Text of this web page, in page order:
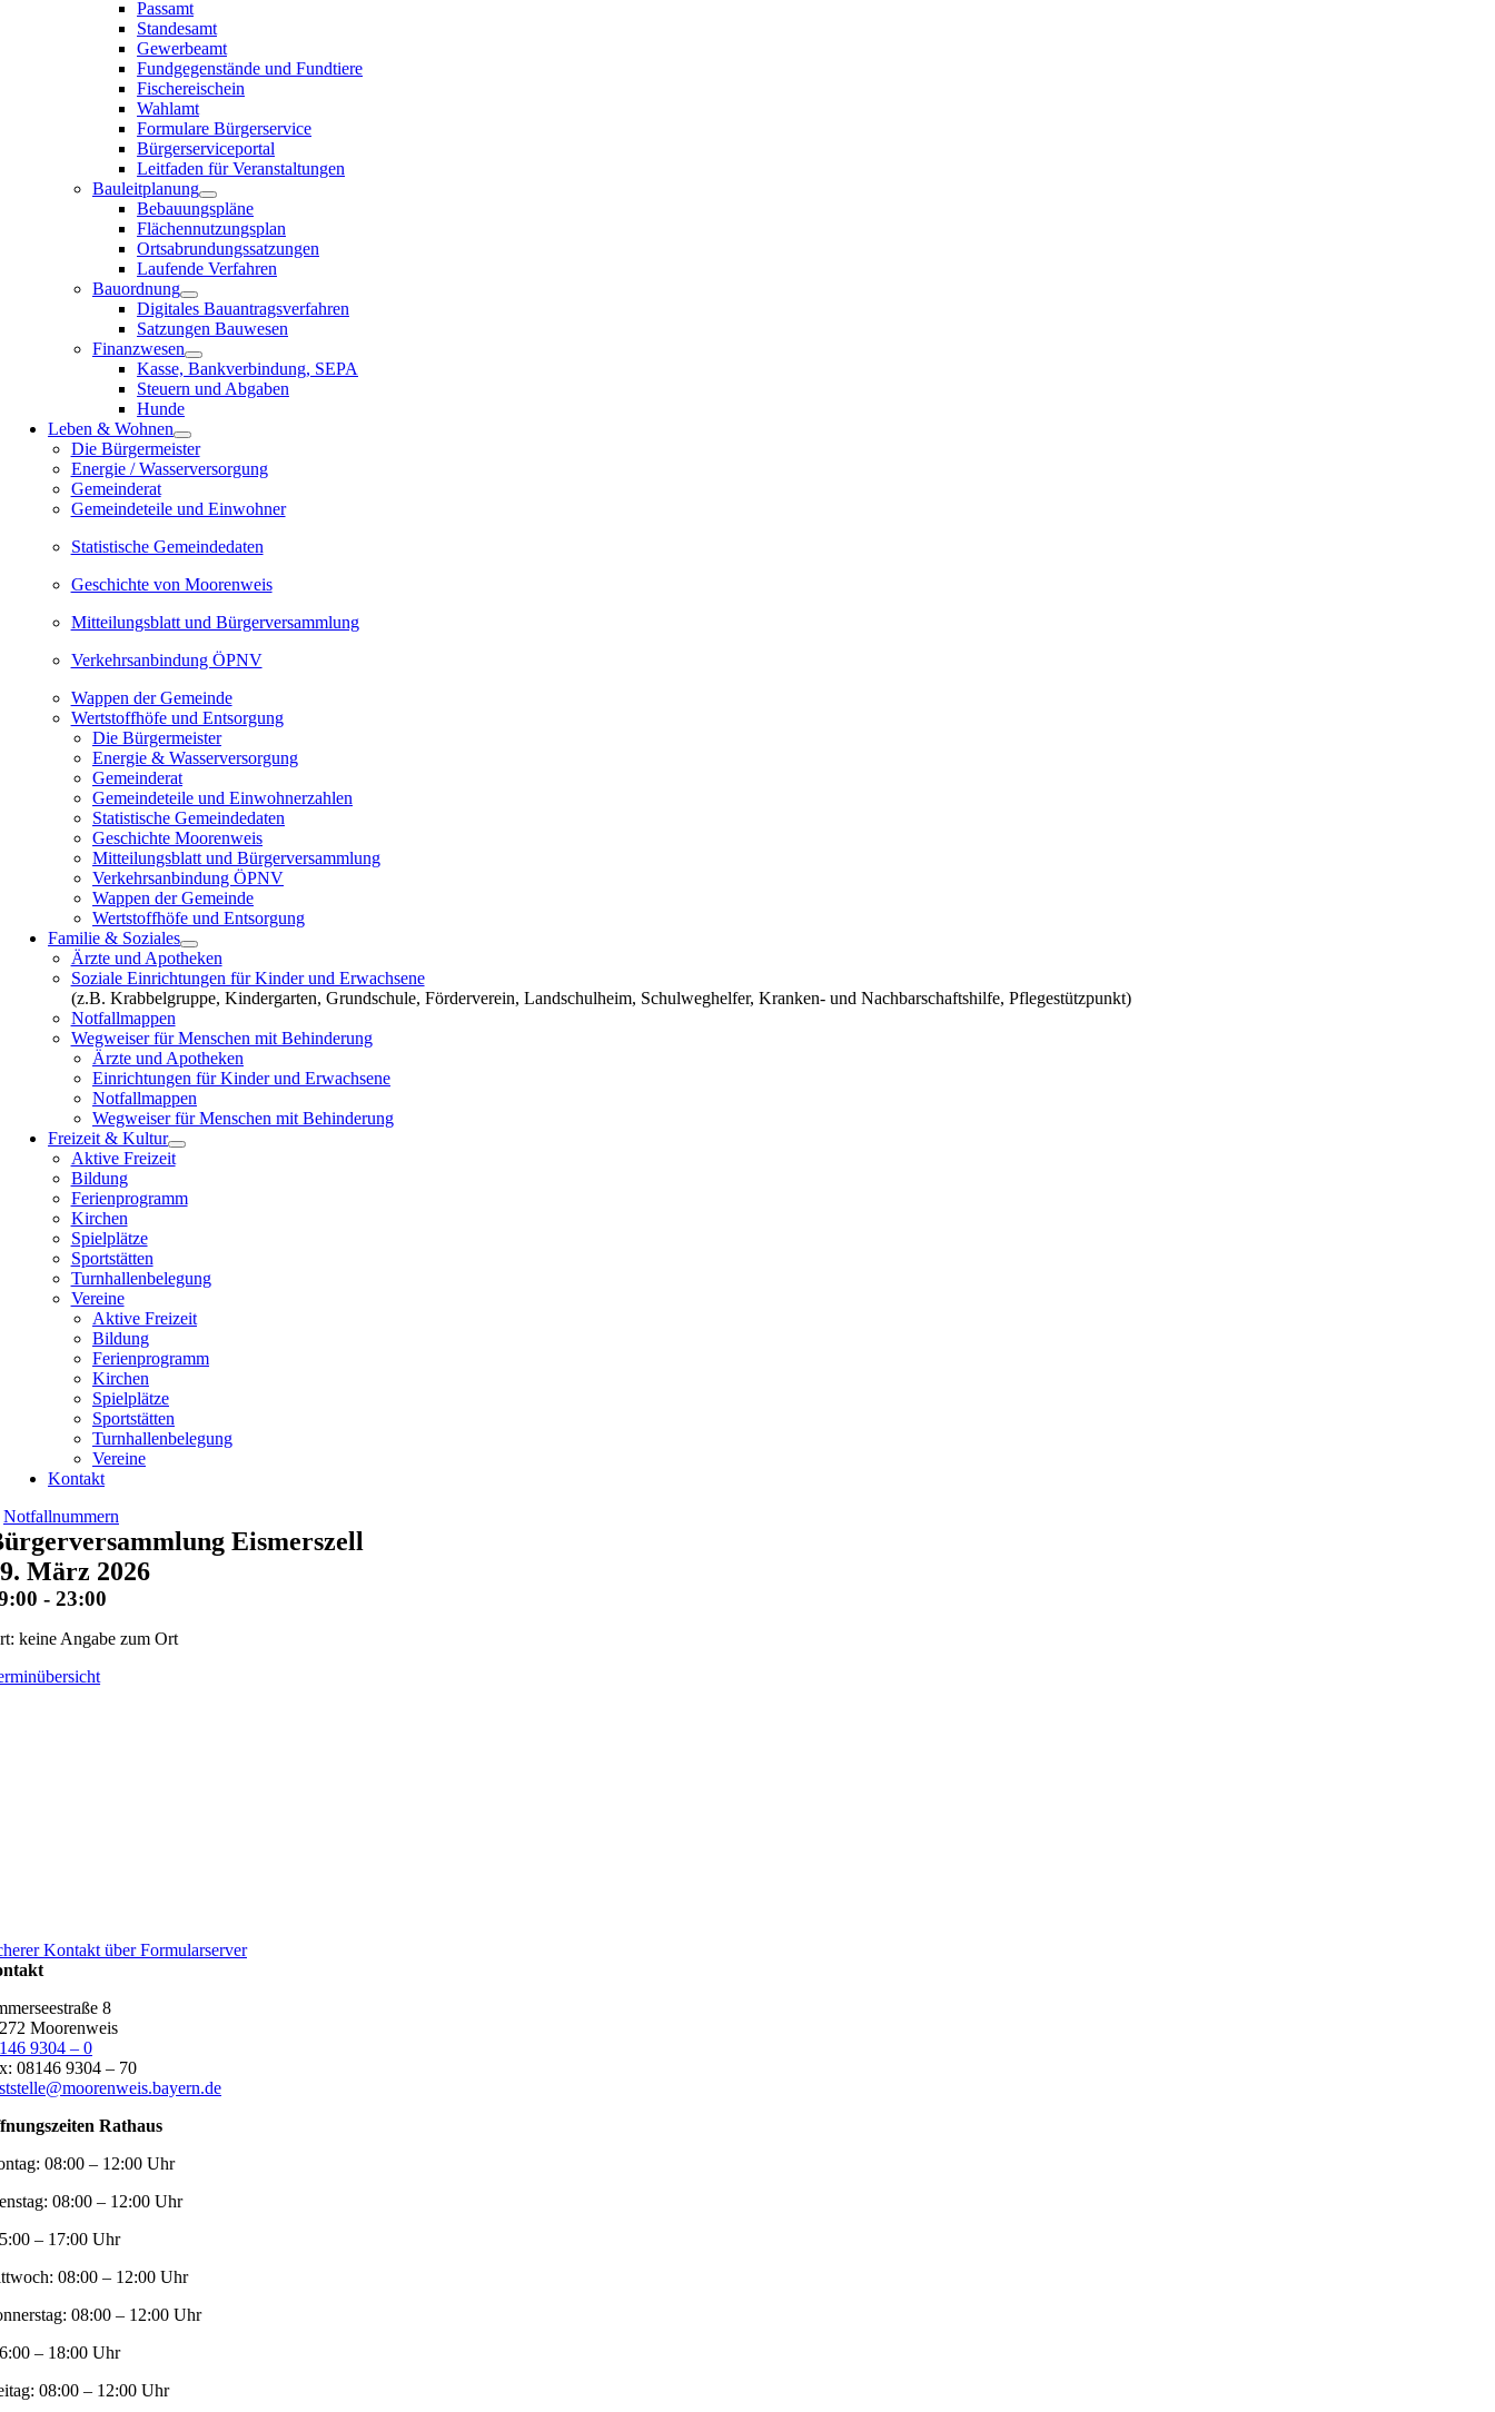
Passamt
Standesamt
Gewerbeamt
Fundgegenstände und Fundtiere
Fischereischein
Wahlamt
Formulare Bürgerservice
Bürgerserviceportal
Leitfaden für Veranstaltungen
Bauleitplanung
Bebauungspläne
Flächennutzungsplan
Ortsabrundungssatzungen
Laufende Verfahren
Bauordnung
Digitales Bauantragsverfahren
Satzungen Bauwesen
Finanzwesen
Kasse, Bankverbindung, SEPA
Steuern und Abgaben
Hunde
Leben & Wohnen
Die Bürgermeister
Energie / Wasserversorgung
Gemeinderat
Gemeindeteile und Einwohner
Statistische Gemeindedaten
Geschichte von Moorenweis
Mitteilungsblatt und Bürgerversammlung
Verkehrsanbindung ÖPNV
Wappen der Gemeinde
Wertstoffhöfe und Entsorgung
Die Bürgermeister
Energie & Wasserversorgung
Gemeinderat
Gemeindeteile und Einwohnerzahlen
Statistische Gemeindedaten
Geschichte Moorenweis
Mitteilungsblatt und Bürgerversammlung
Verkehrsanbindung ÖPNV
Wappen der Gemeinde
Wertstoffhöfe und Entsorgung
Familie & Soziales
Ärzte und Apotheken
Soziale Einrichtungen für Kinder und Erwachsene
(z.B. Krabbelgruppe, Kindergarten, Grundschule, Förderverein, Landschulheim, Schulweghelfer, Kranken- und Nachbarschaftshilfe, Pflegestützpunkt)
Notfallmappen
Wegweiser für Menschen mit Behinderung
Ärzte und Apotheken
Einrichtungen für Kinder und Erwachsene
Notfallmappen
Wegweiser für Menschen mit Behinderung
Freizeit & Kultur
Aktive Freizeit
Bildung
Ferienprogramm
Kirchen
Spielplätze
Sportstätten
Turnhallenbelegung
Vereine
Aktive Freizeit
Bildung
Ferienprogramm
Kirchen
Spielplätze
Sportstätten
Turnhallenbelegung
Vereine
Kontakt
Notfallnummern
Eismerszell
März 2026
- 23:00
keine Angabe zum Ort
Kontakt über Formularserver
8
Moorenweis
9304 – 0
08146 9304 – 70
Rathaus
08:00 – 12:00 Uhr
08:00 – 12:00 Uhr
– 17:00 Uhr
08:00 – 12:00 Uhr
08:00 – 12:00 Uhr
– 18:00 Uhr
08:00 – 12:00 Uhr